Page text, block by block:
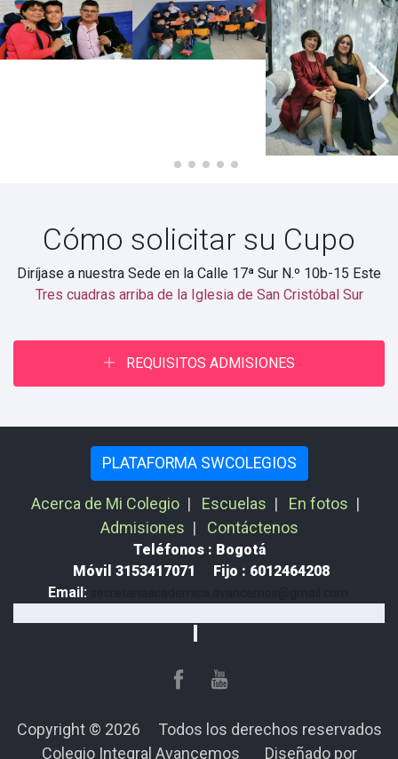
Cómo solicitar su Cupo
Diríjase a nuestra Sede en la Calle 17ª Sur N.º 10b-15 Este
Tres cuadras arriba de la Iglesia de San Cristóbal Sur
REQUISITOS ADMISIONES
PLATAFORMA SWCOLEGIOS
Acerca de Mi Colegio | Escuelas | En fotos |
Admisiones | Contáctenos
Teléfonos : Bogotá
Móvil 3153417071
Fijo : 6012464208
Email:
Copyright © 2026 Todos los derechos reservados
Colegio Integral Avancemos
Diseñado por